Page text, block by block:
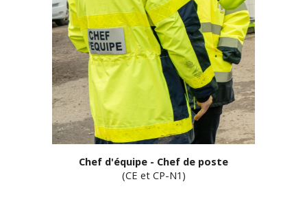
Chef d'équipe - Chef de poste
(CE et CP-N1 )